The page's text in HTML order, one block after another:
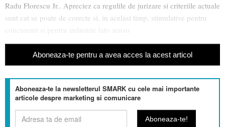
Radu Florescu Jr.. Apreciez ca regulile de jurizare si criteriile actuale
sunt cat se poate de corecte si, in acelasi timp, stimulative pentru
concurenti si pentru industrie lato senso.
Aboneaza-te pentru a avea acces la acest articol
Aboneaza-te la newsletterul SMARK cu cele mai importante
articole despre marketing si comunicare